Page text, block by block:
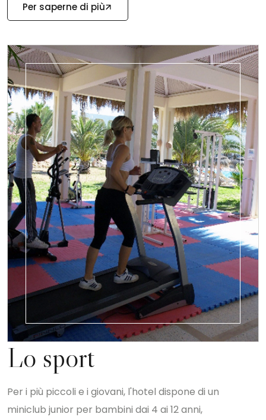
Per saperne di più
Lo sport
Per i più piccoli e i giovani, l'hotel dispone di un
miniclub junior per bambini dai 4 ai 12 anni,